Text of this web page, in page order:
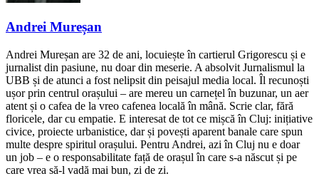
Andrei Mureșan
Andrei Mureșan are 32 de ani, locuiește în cartierul Grigorescu și e
jurnalist din pasiune, nu doar din meserie. A absolvit Jurnalismul la
UBB și de atunci a fost nelipsit din peisajul media local. Îl recunoști
ușor prin centrul orașului – are mereu un carnețel în buzunar, un aer
atent și o cafea de la vreo cafenea locală în mână. Scrie clar, fără
floricele, dar cu empatie. E interesat de tot ce mișcă în Cluj: inițiative
civice, proiecte urbanistice, dar și povești aparent banale care spun
multe despre spiritul orașului. Pentru Andrei, azi în Cluj nu e doar
un job – e o responsabilitate față de orașul în care s-a născut și pe
care vrea să-l vadă mai bun, zi de zi.